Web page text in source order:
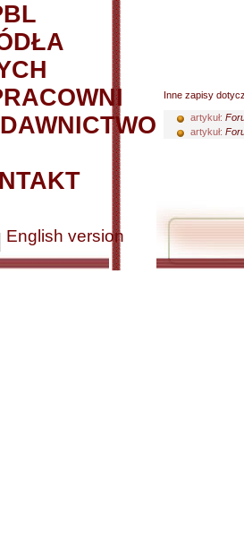
English version
Inne zapisy
artykuł:
artykuł: